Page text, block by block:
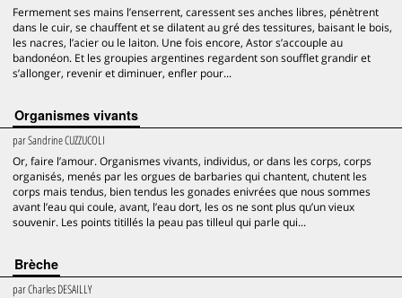
Fermement ses mains l’enserrent, caressent ses anches libres, pénètrent
dans le cuir, se chauffent et se dilatent au gré des tessitures, baisant le bois,
les nacres, l’acier ou le laiton. Une fois encore, Astor s’accouple au
bandonéon. Et les groupies argentines regardent son soufflet grandir et
s’allonger, revenir et diminuer, enfler pour...
Organismes vivants
parSandrine CUZZUCOLI
Or, faire l’amour. Organismes vivants, individus, or dans les corps, corps
organisés, menés par les orgues de barbaries qui chantent, chutent les
corps mais tendus, bien tendus les gonades enivrées que nous sommes
avant l’eau qui coule, avant, l’eau dort, les os ne sont plus qu’un vieux
souvenir. Les points titillés la peau pas tilleul qui parle qui...
Brèche
parCharles DESAILLY